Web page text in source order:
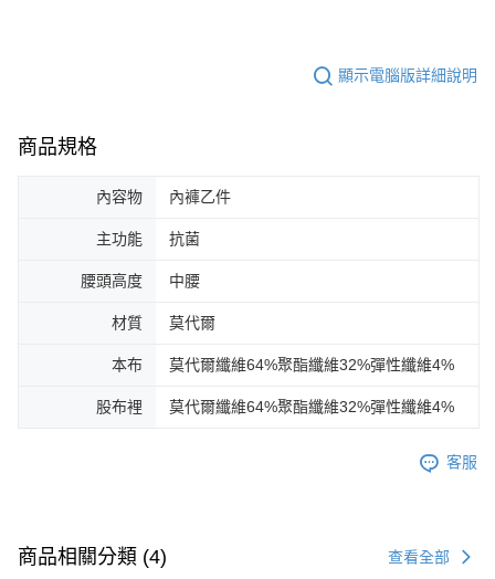
顯示電腦版詳細說明
商品規格
內容物 內褲乙件
主功能 抗菌
腰頭高度 中腰
材質 莫代爾
本布 莫代爾纖維64%聚酯纖維32%彈性纖維4%
股布裡 莫代爾纖維64%聚酯纖維32%彈性纖維4%
客服
商品相關分類 (4) 查看全部